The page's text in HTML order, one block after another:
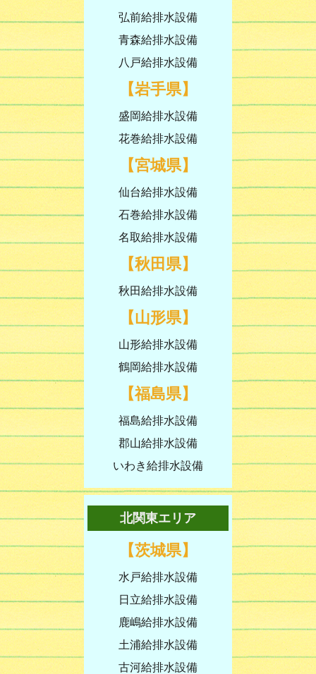
弘前給排水設備
青森給排水設備
八戸給排水設備
【岩手県】
盛岡給排水設備
花巻給排水設備
【宮城県】
仙台給排水設備
石巻給排水設備
名取給排水設備
【秋田県】
秋田給排水設備
【山形県】
山形給排水設備
鶴岡給排水設備
【福島県】
福島給排水設備
郡山給排水設備
いわき給排水設備
北関東エリア
【茨城県】
水戸給排水設備
日立給排水設備
鹿嶋給排水設備
土浦給排水設備
古河給排水設備